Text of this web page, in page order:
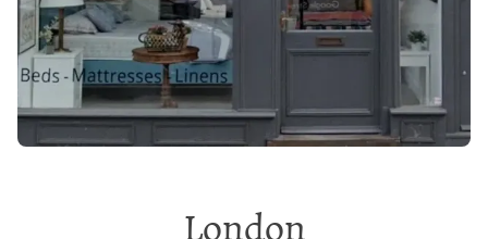
London